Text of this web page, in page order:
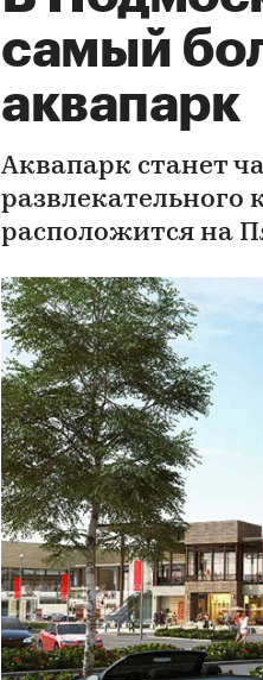
самый
аквапарк
Аквапарк станет
развлекательного
расположится на